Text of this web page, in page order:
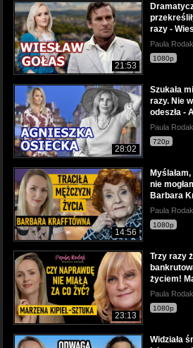
21:53
razy -
Paula Rodak
1080p
28:02
Szukała
razy. Nie
odeszła -
Paula Rodak
720p
14:56
nie
Barbara
Paula Rodak
1080p
23:13
Trzy razy
życiem!
Paula Rodak
1080p
Widziała